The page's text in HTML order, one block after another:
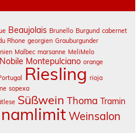
Beaujolais Brunello Burgund cabernet
Rhone georgien Grauburgunder
Malbec marsanne MeliMelo
Nobile Montepulciano orange
Riesling rioja
sopexa
Süßwein Thoma Tramin
Weinsalon